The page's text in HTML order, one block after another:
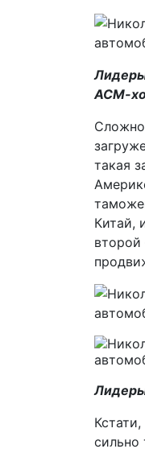
АСМ-
такая
Китай,
второй
сильно